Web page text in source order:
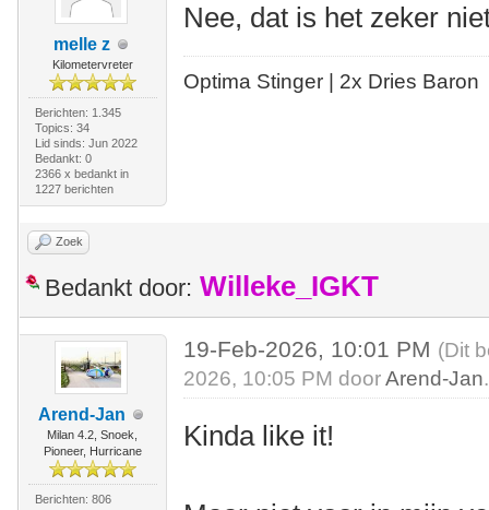
melle z
Kilometervreter
Berichten: 1.345
Topics: 34
Lid sinds: Jun 2022
Bedankt: 0
2366 x bedankt in
1227 berichten
Nee, dat is het zeker
Optima Stinger | 2x Dries Baron
Zoek
Bedankt door: Willeke_IGKT
Arend-Jan
Milan 4.2, Snoek,
Pioneer, Hurricane
Berichten: 806
19-Feb-2026, 10:01 PM (Dit
2026, 10:05 PM doorArend-Jan
Kinda like it!